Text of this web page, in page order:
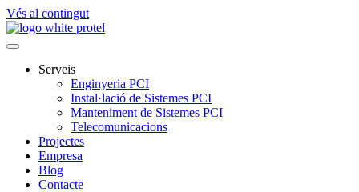
Vés al contingut
Serveis
Enginyeria PCI
Instal·lació de Sistemes PCI
Manteniment de Sistemes PCI
Telecomunicacions
Projectes
Empresa
Blog
Contacte